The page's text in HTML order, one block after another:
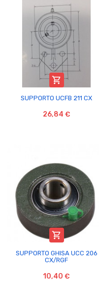

SUPPORTO UCFB 211 CX
26,84 €

SUPPORTO GHISA UCC 206
CX/RGF
10,40 €